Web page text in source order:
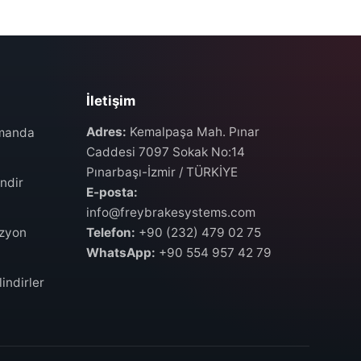
İletişim
Adres: Kemalpaşa Mah. Pınar
Caddesi 7097 Sokak No:14
Pınarbaşı-İzmir / TÜRKİYE
E-posta:
info@freybrakesystems.com
Telefon: +90 (232) 479 02 75
WhatsApp: +90 554 957 42 79